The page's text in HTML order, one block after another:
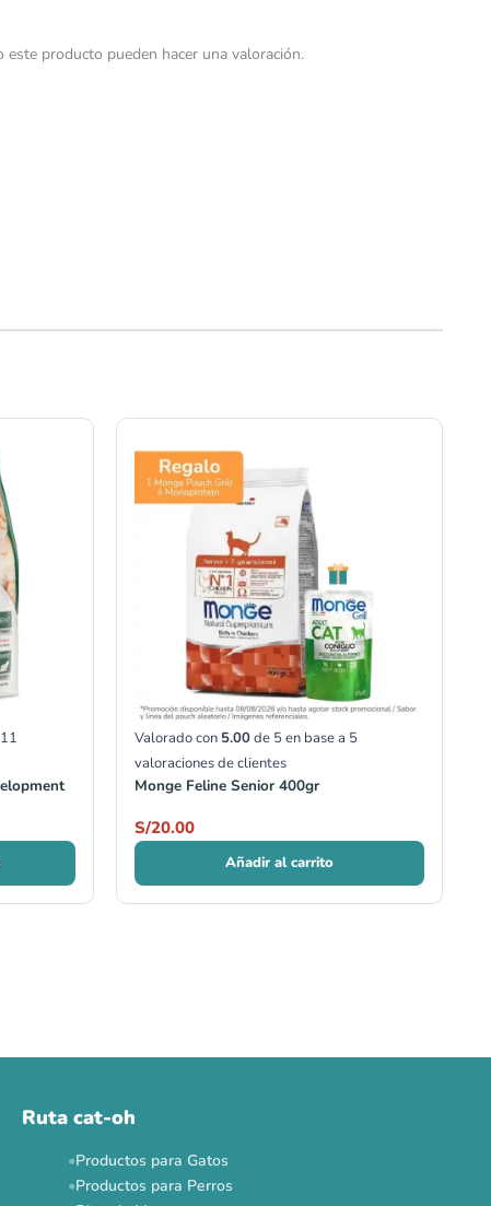
producto pueden hacer una valoración.
11
Valorado con 5.00de 5 en base a 5
valoraciones de clientes
Monge Feline Senior 400gr
S/20.00
Añadir al carrito
Ruta cat-oh
Productos para Gatos
Productos para Perros